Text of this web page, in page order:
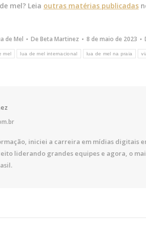
mel? Leia outras matérias publicadas
de Mel De Beta Martinez 8 de maio de 2023
mel lua de mel internacional lua de mel na praia
iniciei a carreira em mídias digitais
liderando grandes equipes e agora, o